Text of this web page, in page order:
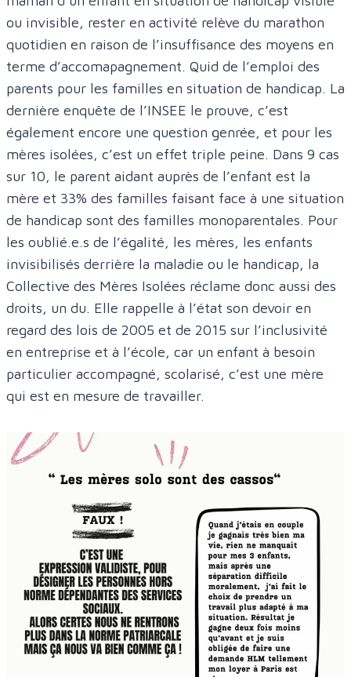
ou invisible, rester en activité relève du marathon
quotidien en raison de l’insuffisance des moyens en
terme d’accomapagnement. Quid de l’emploi des
parents pour les familles en situation de handicap. La
dernière enquête de l’INSEE le prouve, c’est
également encore une question genrée, et pour les
mères isolées, c’est un effet triple peine. Dans 9 cas
sur 10, le parent aidant auprès de l’enfant est la
mère et 33% des familles faisant face à une situation
de handicap sont des familles monoparentales. Pour
les oublié.e.s de l’égalité, les mères, les enfants
invisibilisés derrière la maladie ou le handicap, la
Collective des Mères Isolées réclame donc aussi des
droits, un du. Elle rappelle à l’état son devoir en
regard des lois de 2005 et de 2015 sur l’inclusivité
en entreprise et à l’école, car un enfant à besoin
particulier accompagné, scolarisé, c’est une mère
qui est en mesure de travailler.